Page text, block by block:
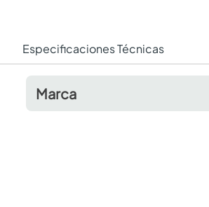
Especificaciones Técnicas
Marca